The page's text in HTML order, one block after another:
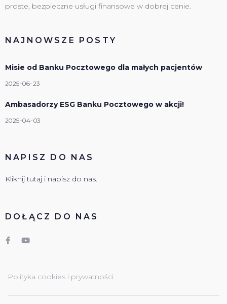
proste, bezpieczne usługi finansowe w dobrej cenie.
NAJNOWSZE POSTY
Misie od Banku Pocztowego dla małych pacjentów
2025-06-23
Ambasadorzy ESG Banku Pocztowego w akcji!
2025-04-03
NAPISZ DO NAS
Kliknij tutaj i napisz do nas.
DOŁĄCZ DO NAS
Polityka cookies i prywatności